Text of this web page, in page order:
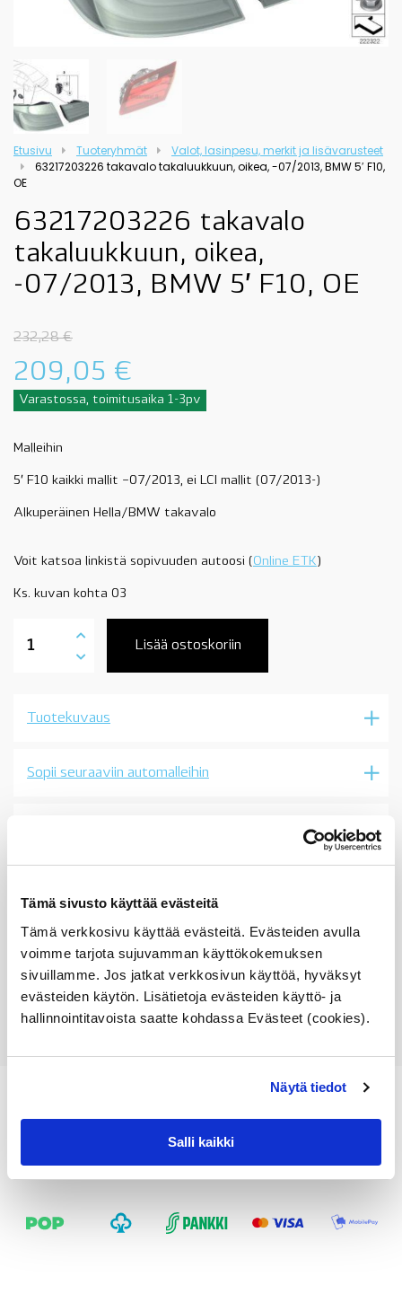
Tämä sivusto käyttää evästeitä
Tämä verkkosivu käyttää evästeitä. Evästeiden avulla
voimme tarjota sujuvamman käyttökokemuksen
sivuillamme. Jos jatkat verkkosivun käyttöä, hyväksyt
evästeiden käytön. Lisätietoja evästeiden käyttö- ja
hallinnointitavoista saatte kohdassa Evästeet (cookies).
Näytä tiedot
Salli kaikki
Etusivu Tuoteryhmät
Valot, lasinpesu, merkit ja lisävarusteet
63217203226 takavalo takaluukkuun, oikea, -07/2013, BMW 5′ F10,
OE
63217203226 takavalo
takaluukkuun, oikea,
-07/2013, BMW 5′ F10, OE
232,28€
209,05 €
Varastossa, toimitusaika 1-3pv
Malleihin
5′ F10 kaikki mallit –07/2013, ei LCI mallit (07/2013-)
Alkuperäinen Hella/BMW takavalo
Voit katsoa linkistä sopivuuden autoosi ( Online ETK )
Ks. kuvan kohta 03
takavalo
takaluukkuun,
määrä
Lisää ostoskoriin
Tuotekuvaus
Sopii seuraaviin automalleihin
63 21 7 203 226
7203226